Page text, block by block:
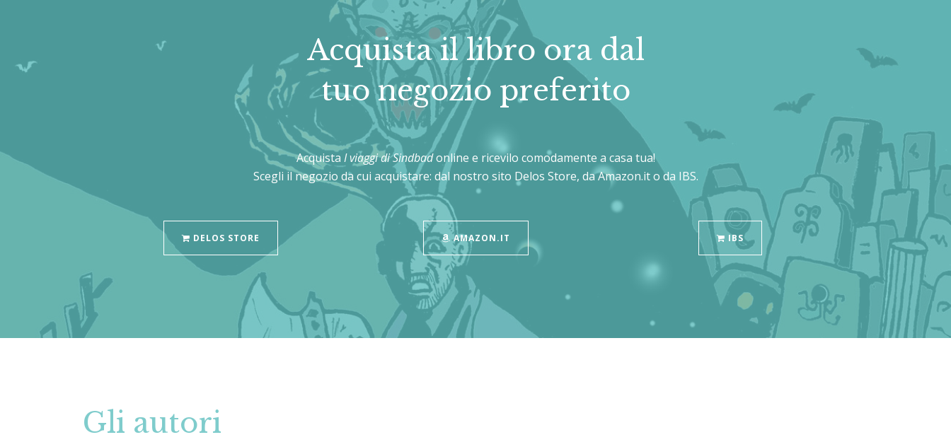
Acquista il libro ora dal
tuo negozio preferito
Acquista I viaggi di Sindbadonline e ricevilo comodamente a casa tua!
Scegli il negozio da cui acquistare: dal nostro sito Delos Store, da Amazon.it o da IBS.
DELOS STORE AMAZON.IT IBS
Gli autori